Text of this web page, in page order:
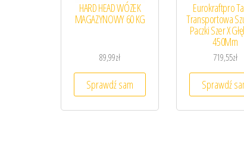
HARD HEAD WÓZEK
MAGAZYNOWY 60 KG
89,99zł
Sprawdź sam
Eurokraftpro
Transportowa
Paczki Szer X
450Mm
719,55zł
Sprawdź